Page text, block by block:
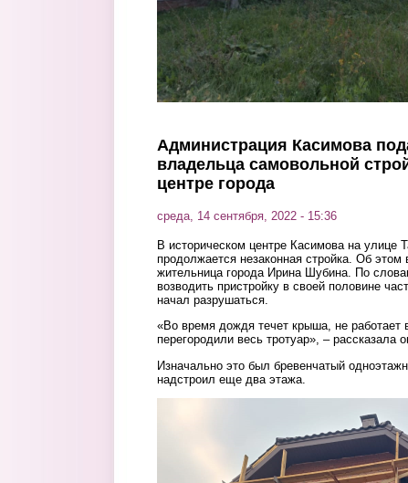
Администрация Касимова
владельца самовольной
центре города
среда, 14 сентября, 2022 - 15:36
В историческом центре Касимова на улице
продолжается незаконная стройка. Об
жительница города Ирина Шубина. По
возводить пристройку в своей половине
начал разрушаться.
«Во время дождя течет крыша, не работает
перегородили весь тротуар», – рассказала
Изначально это был бревенчатый
надстроил еще два этажа.